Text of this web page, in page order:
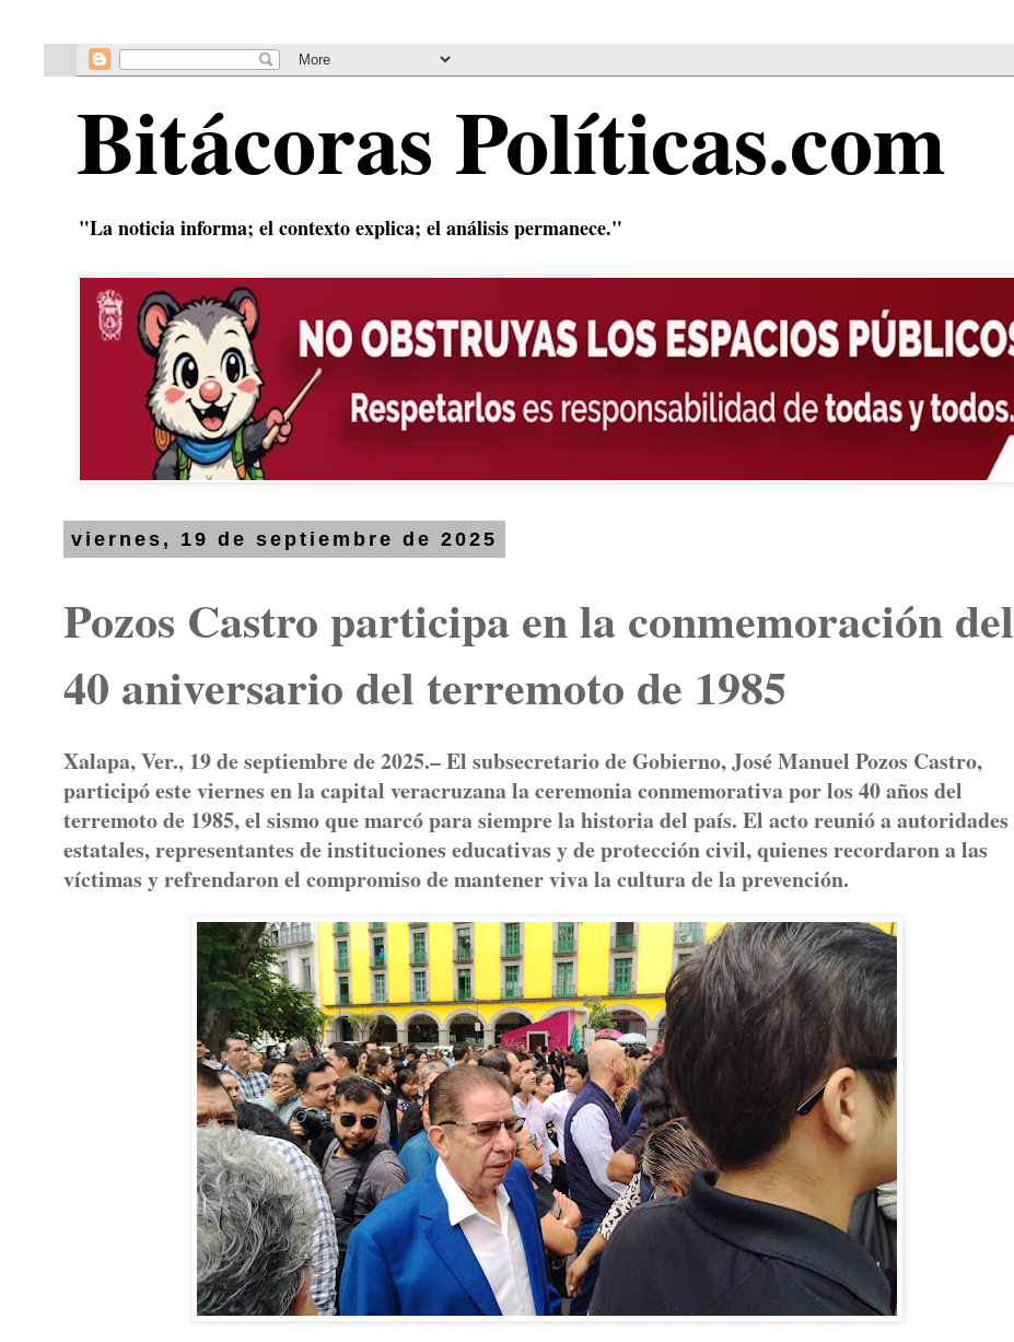
Bitácoras Políticas.com
"La noticia informa; el contexto explica; el análisis permanece."
viernes, 19 de septiembre de 2025
Pozos Castro participa en la conmemoración del
40 aniversario del terremoto de 1985
Xalapa, Ver., 19 de septiembre de 2025.– El subsecretario de Gobierno, José Manuel Pozos Castro,
participó este viernes en la capital veracruzana la ceremonia conmemorativa por los 40 años del
terremoto de 1985, el sismo que marcó para siempre la historia del país. El acto reunió a autoridades
estatales, representantes de instituciones educativas y de protección civil, quienes recordaron a las
víctimas y refrendaron el compromiso de mantener viva la cultura de la prevención.